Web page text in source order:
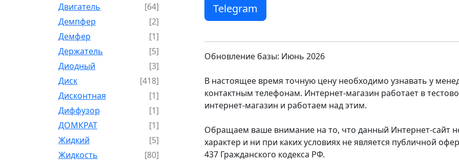
Двигатель
[64]
Демпфер
[2]
Демфер
[1]
Держатель
[5]
Диодный
[3]
Диск
[418]
Дисконтная
[1]
Диффузор
[1]
ДОМКРАТ
[1]
Жидкий
[5]
Жидкость
[80]
Telegram
Обновление базы: Июнь 2026
В настоящее время точную цену необходимо узнавать у
контактным телефонам. Интернет-магазин работает в
интернет-магазин и работаем над этим.
Обращаем ваше внимание на то, что данный Интернет-сайт
характер и ни при каких условиях не является публичной
437 Гражданского кодекса РФ.